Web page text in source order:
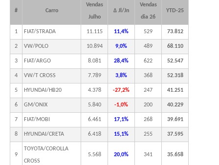
# Carro
Vendas
Julho
Δ Jl/Jn
Vendas
dia 26
YTD-25
1 FIAT/STRADA 11.115 11,4% 529 73.812
2 VW/POLO 10.894 9,0% 489 68.110
3 FIAT/ARGO 8.081 28,4% 622 52.547
4 VW/T CROSS 7.789 3,8% 368 52.318
5 HYUNDAI/HB20 4.378 -27,2% 247 41.251
6 GM/ONIX 5.840 -1,0% 200 40.229
7 FIAT/MOBI 6.461 17,1% 268 39.691
8 HYUNDAI/CRETA 6.418 15,1% 255 37.595
9
TOYOTA/COROLLA
CROSS
5.568 20,0% 341 35.658